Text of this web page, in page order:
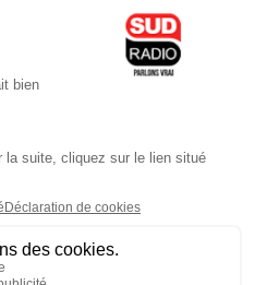
l'application